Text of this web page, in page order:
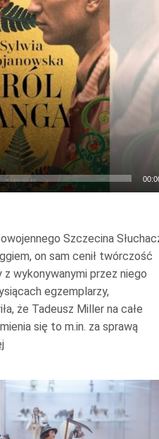
Szczecina
on sam cenił twórczość
z wykonywanymi przez niego
egzemplarzy,
że Tadeusz Miller na całe
się to m.in. za sprawą